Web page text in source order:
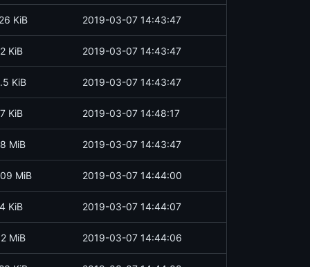
KiB 2019-03-07 14:43:47
KiB 2019-03-07 14:43:47
KiB 2019-03-07 14:43:47
KiB 2019-03-07 14:48:17
MiB 2019-03-07 14:43:47
MiB 2019-03-07 14:44:00
KiB 2019-03-07 14:44:07
MiB 2019-03-07 14:44:06